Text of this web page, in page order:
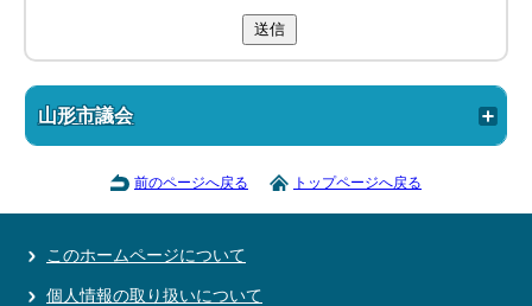
送信
山形市議会
前のページへ戻る トップページへ戻る
このホームページについて
個人情報の取り扱いについて